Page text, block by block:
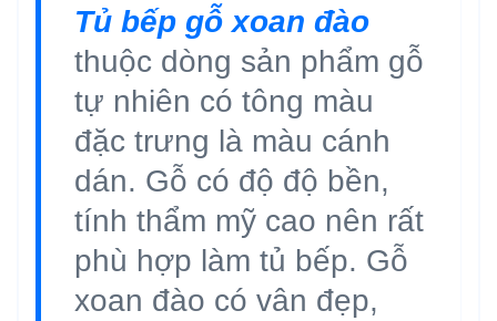
Tủ bếp gỗ xoan đào
thuộc dòng sản phẩm gỗ
tự nhiên có tông màu
đặc trưng là màu cánh
dán. Gỗ có độ độ bền,
tính thẩm mỹ cao nên rất
phù hợp làm tủ bếp. Gỗ
xoan đào có vân đẹp,